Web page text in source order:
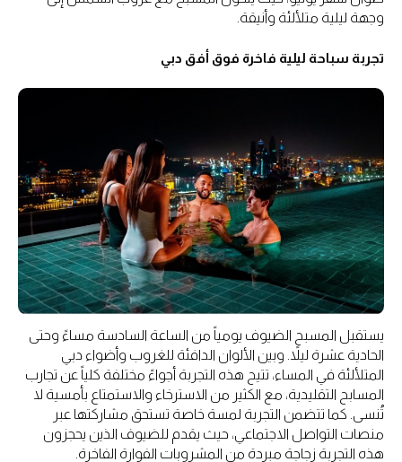
وجهة ليلية متلألئة وأنيقة.
تجربة سباحة ليلية فاخرة فوق أفق دبي
يستقبل المسبح الضيوف يومياً من الساعة السادسة مساءً وحتى
الحادية عشرة ليلاً. وبين الألوان الدافئة للغروب وأضواء دبي
المتلألئة في المساء، تتيح هذه التجربة أجواءً مختلفة كلياً عن تجارب
المسابح التقليدية، مع الكثير من الاسترخاء والاستمتاع بأمسية لا
تُنسى. كما تتضمن التجربة لمسة خاصة تستحق مشاركتها عبر
منصات التواصل الاجتماعي، حيث يقدم للضيوف الذين يحجزون
هذه التجربة زجاجة مبردة من المشروبات الفوارة الفاخرة.